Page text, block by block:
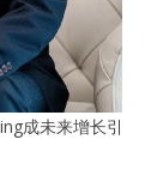
成未来增长引